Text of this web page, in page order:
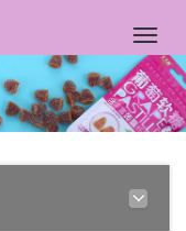
Toggle